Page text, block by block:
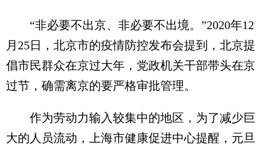
“非必要不出京、非必要不出境。”2020年12
月25日，北京市的疫情防控发布会提到，北京提
倡市民群众在京过大年，党政机关干部带头在京
过节，确需离京的要严格审批管理。
作为劳动力输入较集中的地区，为了减少巨
大的人员流动，上海市健康促进中心提醒，元旦